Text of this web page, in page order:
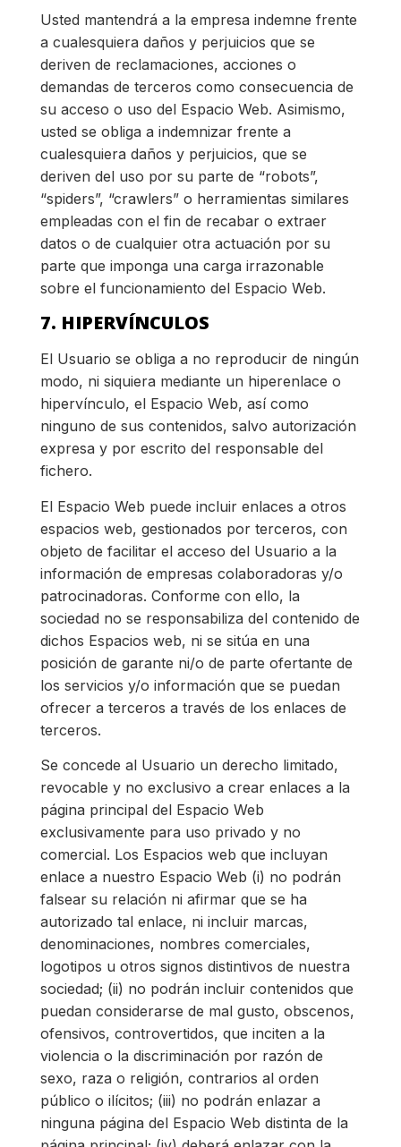
Usted mantendrá a la empresa indemne frente
a cualesquiera daños y perjuicios que se
deriven de reclamaciones, acciones o
demandas de terceros como consecuencia de
su acceso o uso del Espacio Web. Asimismo,
usted se obliga a indemnizar frente a
cualesquiera daños y perjuicios, que se
deriven del uso por su parte de “robots”,
“spiders”, “crawlers” o herramientas similares
empleadas con el fin de recabar o extraer
datos o de cualquier otra actuación por su
parte que imponga una carga irrazonable
sobre el funcionamiento del Espacio Web.
7. HIPERVÍNCULOS
El Usuario se obliga a no reproducir de ningún
modo, ni siquiera mediante un hiperenlace o
hipervínculo, el Espacio Web, así como
ninguno de sus contenidos, salvo autorización
expresa y por escrito del responsable del
fichero.
El Espacio Web puede incluir enlaces a otros
espacios web, gestionados por terceros, con
objeto de facilitar el acceso del Usuario a la
información de empresas colaboradoras y/o
patrocinadoras. Conforme con ello, la
sociedad no se responsabiliza del contenido de
dichos Espacios web, ni se sitúa en una
posición de garante ni/o de parte ofertante de
los servicios y/o información que se puedan
ofrecer a terceros a través de los enlaces de
terceros.
Se concede al Usuario un derecho limitado,
revocable y no exclusivo a crear enlaces a la
página principal del Espacio Web
exclusivamente para uso privado y no
comercial. Los Espacios web que incluyan
enlace a nuestro Espacio Web (i) no podrán
falsear su relación ni afirmar que se ha
autorizado tal enlace, ni incluir marcas,
denominaciones, nombres comerciales,
logotipos u otros signos distintivos de nuestra
sociedad; (ii) no podrán incluir contenidos que
puedan considerarse de mal gusto, obscenos,
ofensivos, controvertidos, que inciten a la
violencia o la discriminación por razón de
sexo, raza o religión, contrarios al orden
público o ilícitos; (iii) no podrán enlazar a
ninguna página del Espacio Web distinta de la